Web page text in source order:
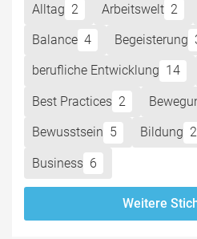
Alltag 2 Arbeitswelt 2
Balance 4 Begeisterung
berufliche Entwicklung 14
Best Practices 2
Bewusstsein 5 Bildung 2
Business 6
Weitere